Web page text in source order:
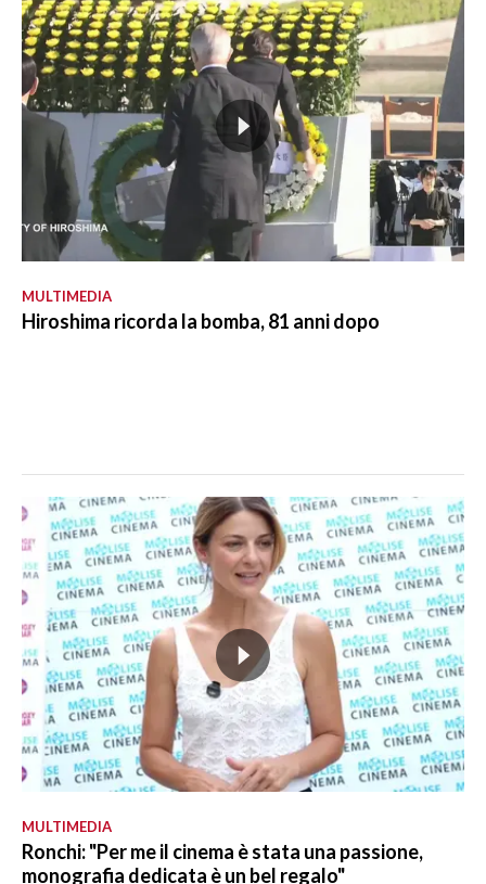
MULTIMEDIA
Hiroshima ricorda la bomba, 81 anni dopo
MULTIMEDIA
Ronchi: "Per me il cinema è stata una passione,
monografia dedicata è un bel regalo"